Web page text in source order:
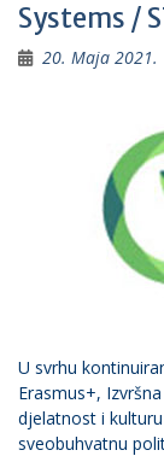
Systems /
20. Maja 2021.
U svrhu
Erasmus+,
djelatnost i
sveobuhvatnu